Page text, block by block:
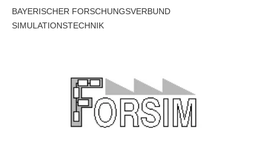
BAYERISCHER FORSCHUNGSVERBUND
SIMULATIONSTECHNIK